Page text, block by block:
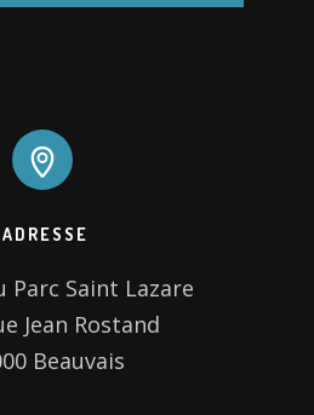
ADRESSE
Parc Saint Lazare
Jean Rostand
Beauvais